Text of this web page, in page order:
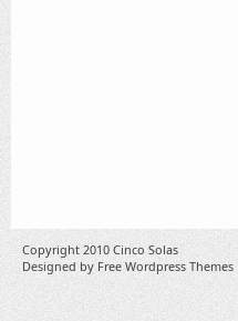
Copyright 2010 Cinco Solas
Designed by Free Wordpress Themes